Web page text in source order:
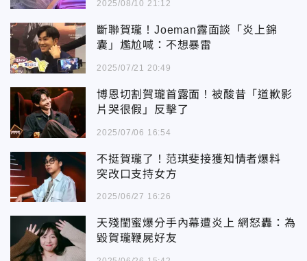
2025/08/10 21:12
斷聯賀瓏！Joeman露面談「炎上錦
囊」尷尬喊：不想暴雷
2025/07/21 20:49
博恩切割賀瓏首露面！被酸昔「道歉影
片哭很假」反擊了
2025/07/06 16:54
不挺賀瓏了！范琪斐接獲知情者爆料
突改口支持女方
2025/06/27 16:26
天殘閨蜜爆分手內幕遭炎上 網怒轟：為
毀賀瓏鞭屍好友